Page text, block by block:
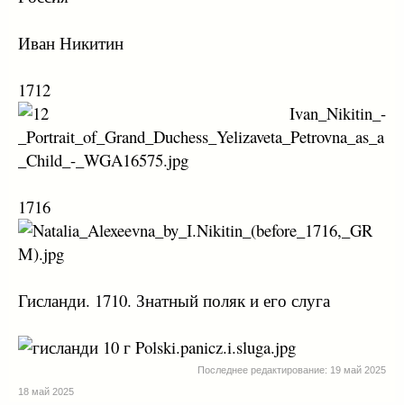
Иван Никитин
1712
1716
Гисланди. 1710. Знатный поляк и его слуга
Последнее редактирование: 19 май 2025
18 май 2025